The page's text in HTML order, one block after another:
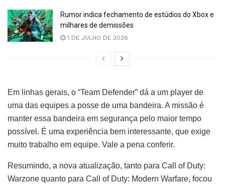
Rumor indica fechamento de estúdios do Xbox e
milhares de demissões
1 DE JULHO DE 2026
Em linhas gerais, o “Team Defender” dá a um player de
uma das equipes a posse de uma bandeira. A missão é
manter essa bandeira em segurança pelo maior tempo
possível. É uma experiência bem interessante, que exige
muito trabalho em equipe. Vale a pena conferir.
Resumindo, a nova atualização, tanto para Call of Duty:
Warzone quanto para Call of Duty: Modern Warfare, focou